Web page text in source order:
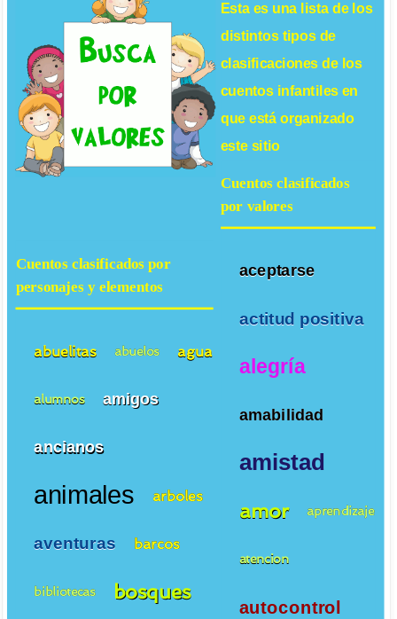
Esta es una lista de los
distintos tipos de
clasificaciones de los
cuentos infantilesen
que está organizado
este sitio
Cuentos clasificados
por valores
aceptarse
actitud positiva
alegría
amabilidad
amistad
amor aprendizaje
atencion
autocontrol
Cuentos clasificados por
personajes y elementos
abuelitas abuelos agua
alumnos amigos
ancianos
animales arboles
aventuras barcos
bibliotecas bosques